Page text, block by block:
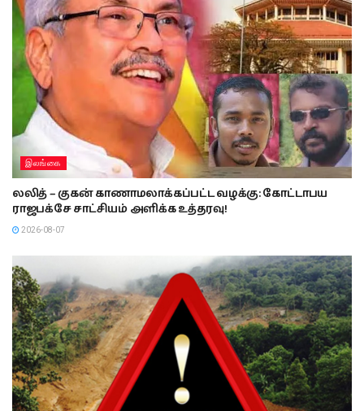
இலங்கை
லலித் – குகன் காணாமலாக்கப்பட்ட வழக்கு: கோட்டாபய
ராஜபக்சே சாட்சியம் அளிக்க உத்தரவு!
2026-08-07